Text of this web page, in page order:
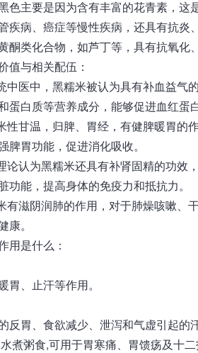
色主要是因为含有丰富的花青素，
疾病、癌症等慢性疾病，还具有抗炎
酮类化合物，如芦丁等，具有抗氧化
值与相关配伍：
中医中，黑糯米被认为具有补血益
蛋白质等营养成分，能够促进血红蛋
性甘温，归脾、胃经，有健脾暖胃
脾胃功能，促进消化吸收。
论认为黑糯米还具有补肾固精的功效
功能，提高身体的免疫力和抵抗力。
有滋阴润肺的作用，对于肺燥咳嗽、
。
用是什么：
胃、止汗等作用。
反胃、食欲减少、泄泻和气虚引起
煮粥食,可用于胃寒痛、胃馈疡及十二